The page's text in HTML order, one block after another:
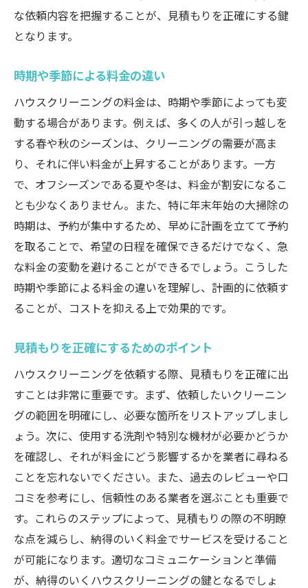
地元の業者を選ぶメリット
ハウスクリーニングにかかる費用を抑える秘訣
自分でできる手軽なクリーニング方法
定期的なメンテナンスでコストを削減
まとめて依頼することで得られる割引
不要なサービスをカットする方法
日常の掃除習慣で費用を抑える
プロのハウスクリーニングで得られる安心と快
適
専門技術による徹底清掃の効果
アレルギー対策としてのプロクリーニング
快適な住環境がもたらす健康効果
自分では手の届かない場所の清掃
定期的なプロクリーニングのメリット
依頼前に知っておくべきハウスクリーニングの
注意点
事前準備で知っておくべきこと
契約時の注意点と確認事項
当日のスケジュール確認と調整
万が一のトラブル対応策
依頼後のフォローアップの重要性
キャンセルポリシーの確認
な依頼内容を把握することが、見積もりを正確にする鍵
となります。
時期や季節による料金の違い
ハウスクリーニングの料金は、時期や季節によっても変
動する場合があります。例えば、多くの人が引っ越しを
する春や秋のシーズンは、クリーニングの需要が高ま
り、それに伴い料金が上昇することがあります。一方
で、オフシーズンである夏や冬は、料金が割安になるこ
とも少なくありません。また、特に年末年始の大掃除の
時期は、予約が集中するため、早めに計画を立てて予約
を取ることで、希望の日程を確保できるだけでなく、急
な料金の変動を避けることができるでしょう。こうした
時期や季節による料金の違いを理解し、計画的に依頼す
ることが、コストを抑える上で効果的です。
見積もりを正確にするためのポイント
ハウスクリーニングを依頼する際、見積もりを正確に出
すことは非常に重要です。まず、依頼したいクリーニン
グの範囲を明確にし、必要な箇所をリストアップしまし
ょう。次に、使用する洗剤や特別な機材が必要かどうか
を確認し、それが料金にどう影響するかを業者に尋ねる
ことを忘れないでください。また、過去のレビューや口
コミを参考にし、信頼性のある業者を選ぶことも重要で
す。これらのステップによって、見積もりの際の不明瞭
な点を減らし、納得のいく料金でサービスを受けること
が可能になります。適切なコミュニケーションと準備
が、納得のいくハウスクリーニングの鍵となるでしょ